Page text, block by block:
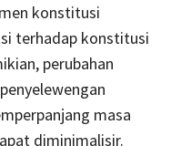
konstitusi
terhadap konstitusi
perubahan
masa
diminimalisir.